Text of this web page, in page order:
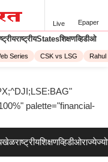
Live Epaper
राष्ट्रीयStatesशिक्षणव्हिडीओ
Series CSK vs LSG Rahul
palette="financial-
खेळराष्ट्रीयशिक्षणव्हिडीओराज्ये